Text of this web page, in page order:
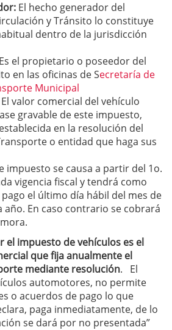
El hecho generador del
y Tránsito lo constituye
dentro de la jurisdicción
Es el propietario o poseedor del
en las oficinas de Secretaría de
Municipal
El valor comercial del vehículo
gravable de este impuesto,
en la resolución del
o entidad que haga sus
impuesto se causa a partir del 1o.
vigencia fiscal y tendrá como
el último día hábil del mes de
año. En caso contrario se cobrará
el impuesto de vehículos es el
que fija anualmente el
mediante resolución. El
automotores, no permite
o acuerdos de pago lo que
paga inmediatamente, de lo
se dará por no presentada”